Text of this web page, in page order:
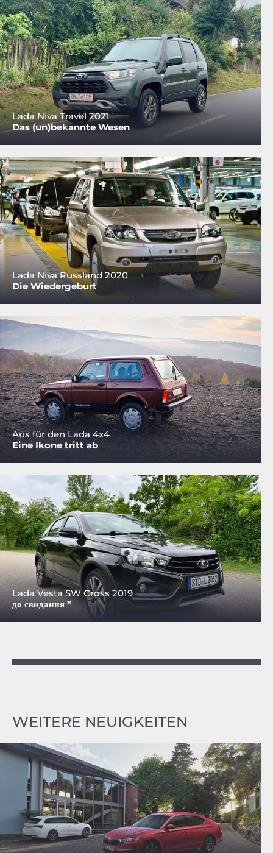
Lada Niva Travel 2021
Das (un)bekannte Wesen
Lada Niva Russland 2020
Die Wiedergeburt
Aus für den Lada 4x4
Eine Ikone tritt ab
Lada Vesta SW Cross 2019
до свидания *
WEITERE NEUIGKEITEN